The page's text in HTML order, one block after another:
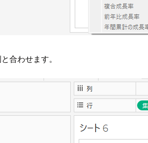
合わせます。